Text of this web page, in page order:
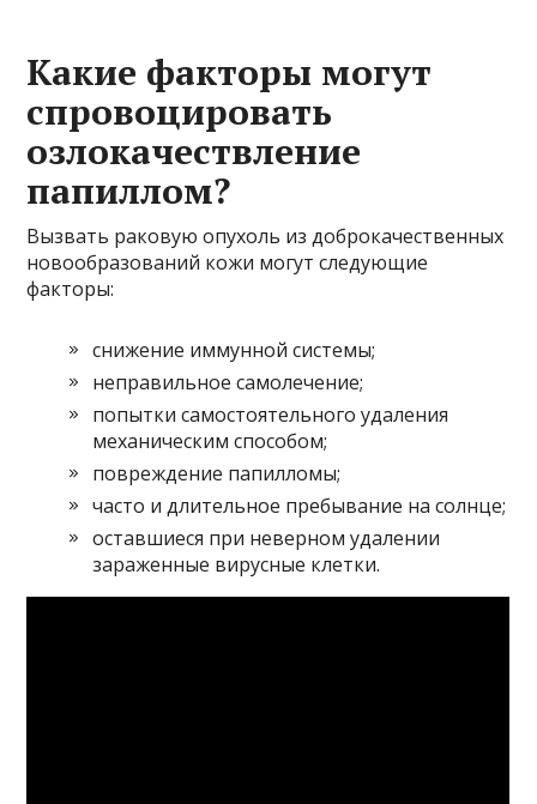
Какие факторы могут
спровоцировать
озлокачествление
папиллом?
Вызвать раковую опухоль из доброкачественных
новообразований кожи могут следующие
факторы:
снижение иммунной системы;
неправильное самолечение;
попытки самостоятельного удаления
механическим способом;
повреждение папилломы;
часто и длительное пребывание на солнце;
оставшиеся при неверном удалении
зараженные вирусные клетки.